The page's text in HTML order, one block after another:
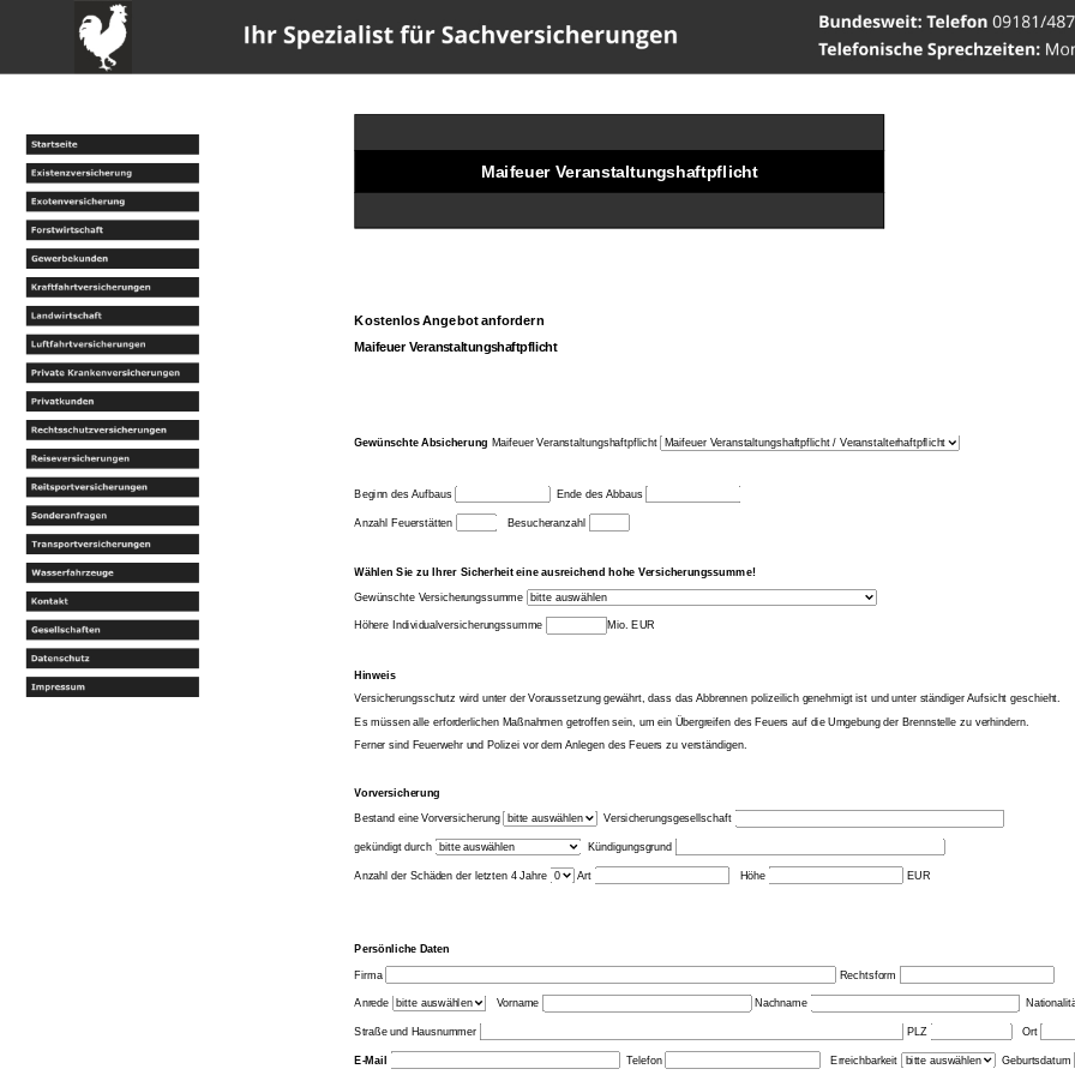
Maifeuer Veranstaltungshaftpflicht
Kostenlos Angebot anfordern
Maifeuer Veranstaltungshaftpflicht
Gewünschte Absicherung Maifeuer Veranstaltungshaftpflicht
Beginn des Aufbaus Ende des Abbaus
Anzahl Feuerstätten Besucheranzahl
Wählen Sie zu Ihrer Sicherheit eine ausreichend hohe Versicherungssumme!
Gewünschte Versicherungssumme
Höhere Individualversicherungssumme Mio. EUR
Hinweis
Versicherungsschutz wird unter der Voraussetzung gewährt, dass das Abbrennen polizeilich genehmigt ist und unter ständiger Aufsicht geschieht.
Es müssen alle erforderlichen Maßnahmen getroffen sein, um ein Übergreifen des Feuers auf die Umgebung der Brennstelle zu verhindern.
Ferner sind Feuerwehr und Polizei vor dem Anlegen des Feuers zu verständigen.
Vorversicherung
Bestand eine Vorversicherung Versicherungsgesellschaft
gekündigt durch Kündigungsgrund
Anzahl der Schäden der letzten 4 Jahre Art Höhe EUR
Persönliche Daten
Firma Rechtsform
Anrede Vorname Nachname
Straße und Hausnummer PLZ Ort
E-Mail Telefon Erreichbarkeit Geburtsdatum
www.Versicherungen-